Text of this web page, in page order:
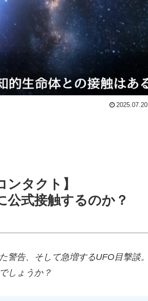
2025.07.20
ンタクト】
公式接触するのか？
警告、そして急増するUFO目撃談。
しょうか？